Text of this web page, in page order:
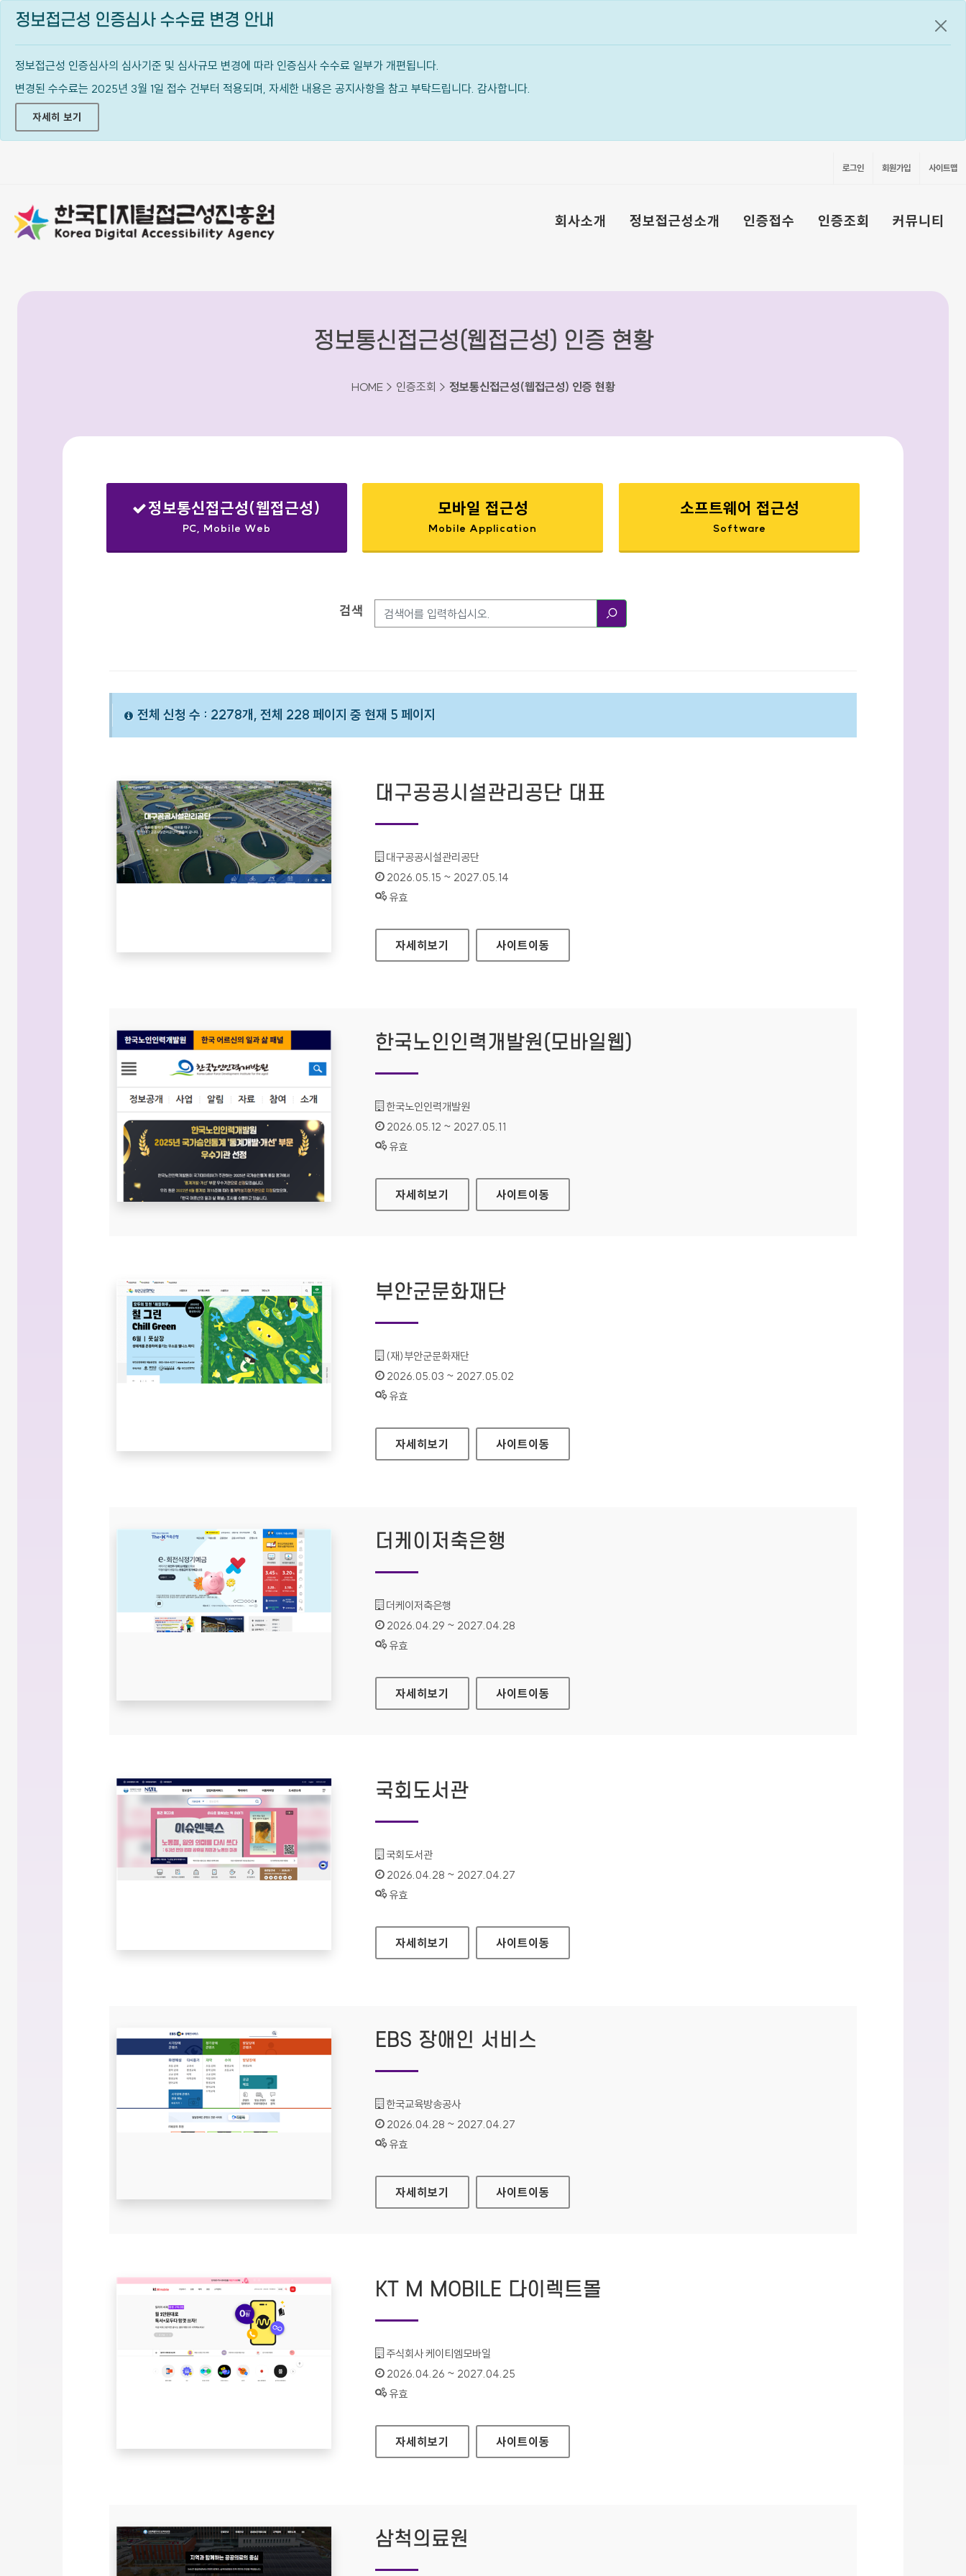
정보접근성 인증심사 수수료 변경 안내
정보접근성 인증심사의 심사기준 및 심사규모 변경에 따라 인증심사 수수료 일부가 개편됩니다.
변경된 수수료는 2025년 3월 1일 접수 건부터 적용되며, 자세한 내용은 공지사항을 참고 부탁드립니다. 감사합니다.
자세히 보기
공지
로그인 회원가입 사이트맵
회사소개 정보접근성소개 인증접수 인증조회 커뮤니티
정보통신접근성(웹접근성) 인증 현황
HOME > 인증조회 > 정보통신접근성(웹접근성) 인증 현황
정보통신접근성(웹접근성)
PC, Mobile Web
모바일 접근성
Mobile Application
소프트웨어 접근성
Software
검색
전체 신청 수 : 2278개, 전체 228 페이지 중 현재 5 페이지
대구공공시설관리공단 대표
기관명 :
대구공공시설관리공단
인증기간 :
2026.05.15 ~ 2027.05.14
상태 :
유효
대구공공시설관리공단 대표
자세히보기 사이트이동
한국노인인력개발원(모바일웹)
기관명 :
한국노인인력개발원
인증기간 :
2026.05.12 ~ 2027.05.11
상태 :
유효
한국노인인력개발원(모바일웹)
자세히보기 사이트이동
부안군문화재단
기관명 :
(재)부안군문화재단
인증기간 :
2026.05.03 ~ 2027.05.02
상태 :
유효
부안군문화재단
자세히보기 사이트이동
더케이저축은행
기관명 :
더케이저축은행
인증기간 :
2026.04.29 ~ 2027.04.28
상태 :
유효
더케이저축은행
자세히보기 사이트이동
국회도서관
기관명 :
국회도서관
인증기간 :
2026.04.28 ~ 2027.04.27
상태 :
유효
국회도서관
자세히보기 사이트이동
EBS 장애인 서비스
기관명 :
한국교육방송공사
인증기간 :
2026.04.28 ~ 2027.04.27
상태 :
유효
EBS 장애인 서비스
자세히보기 사이트이동
KT M MOBILE 다이렉트몰
기관명 :
주식회사 케이티엠모바일
인증기간 :
2026.04.26 ~ 2027.04.25
상태 :
유효
KT M MOBILE 다이렉트몰
자세히보기 사이트이동
삼척의료원